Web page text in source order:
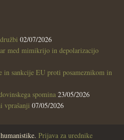
02/07/2026
med mimikrijo in depolarizacijo
in sankcije EU proti posameznikom in
spomina 23/05/2026
vprašanji 07/05/2026
Prijava za urednike